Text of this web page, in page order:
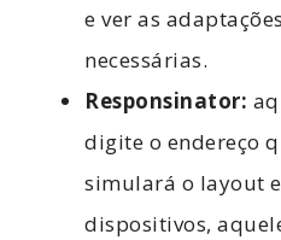
e ver as
necessárias.
Responsinator:
digite o endereço
simulará o layout
dispositivos,